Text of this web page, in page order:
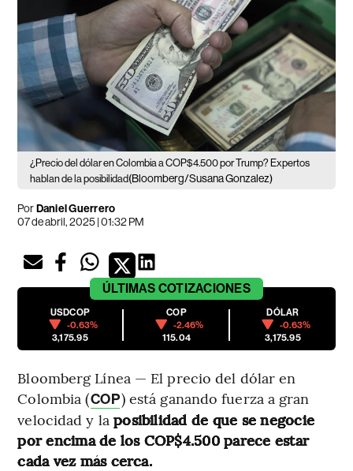
¿Precio del dólar en Colombia a COP$4.500 por Trump? Expertos
hablan de la posibilidad(Bloomberg/Susana Gonzalez)
PorDaniel Guerrero
07 de abril, 2025 | 01:32 PM
ÚLTIMAS COTIZACIONES
USDCOP
-0.63%
3,175.95
COP
-2.46%
115.04
DÓLAR
-0.63%
3,175.95
Bloomberg Línea — El precio del dólar en
Colombia (COP) está ganando fuerza a gran
velocidad y la posibilidad de que se negocie
por encima de los COP$4.500 parece estar
cada vez más cerca.